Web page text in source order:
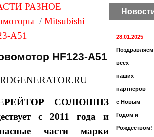
РАЗНОЕ
/ Mitsubishi
A51
HF123-A51
СОЛЮШНЗ
с 2011 года и
части марки
28.01.2025
Поздравляем
всех
наших
партнеров
с Новым
Годом и
Рождеством!